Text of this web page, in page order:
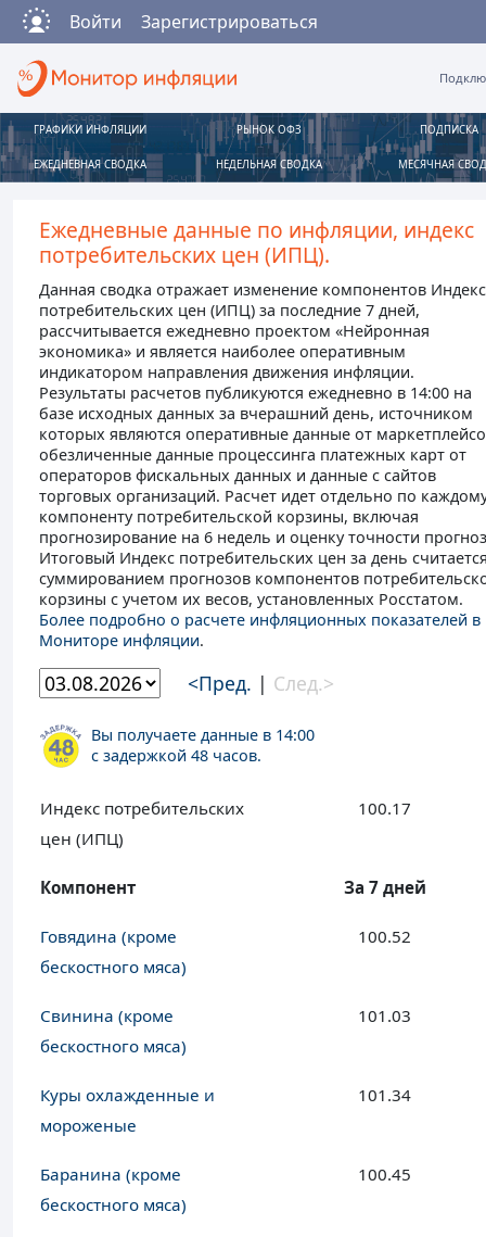
Войти Зарегистрироваться
ГРАФИКИ ИНФЛЯЦИИ РЫНОК ОФЗ ПОДПИСКА
ЕЖЕДНЕВНАЯ СВОДКА НЕДЕЛЬНАЯ СВОДКА МЕСЯЧНАЯ
Ежедневные данные по инфляции, индекс
потребительских цен (ИПЦ).
Данная сводка отражает изменение компонентов
потребительских цен (ИПЦ) за последние 7 дней,
рассчитывается ежедневно проектом «Нейронная
экономика» и является наиболее оперативным
индикатором направления движения инфляции.
Результаты расчетов публикуются ежедневно в 14:00 на
базе исходных данных за вчерашний день, источником
которых являются оперативные данные от
обезличенные данные процессинга платежных карт от
операторов фискальных данных и данные с сайтов
торговых организаций. Расчет идет отдельно по
компоненту потребительской корзины, включая
прогнозирование на 6 недель и оценку точности
Итоговый Индекс потребительских цен за день
суммированием прогнозов компонентов
корзины с учетом их весов, установленных Росстатом.
Более подробно о расчете инфляционных показателей в
Мониторе инфляции.
<Пред. | След.>
Вы получаете данные в 14:00
с задержкой 48 часов.
Индекс потребительских
цен (ИПЦ)
100.17
Компонент За 7 дней
Говядина (кроме
бескостного мяса)
100.52
Свинина (кроме
бескостного мяса)
101.03
Куры охлажденные и
мороженые
101.34
Баранина (кроме
бескостного мяса)
100.45